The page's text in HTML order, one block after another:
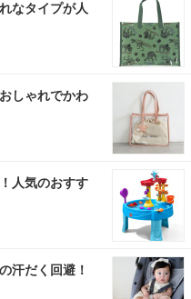
なタイプが人
しゃれでかわ
人気のおすす
汗だく回避！